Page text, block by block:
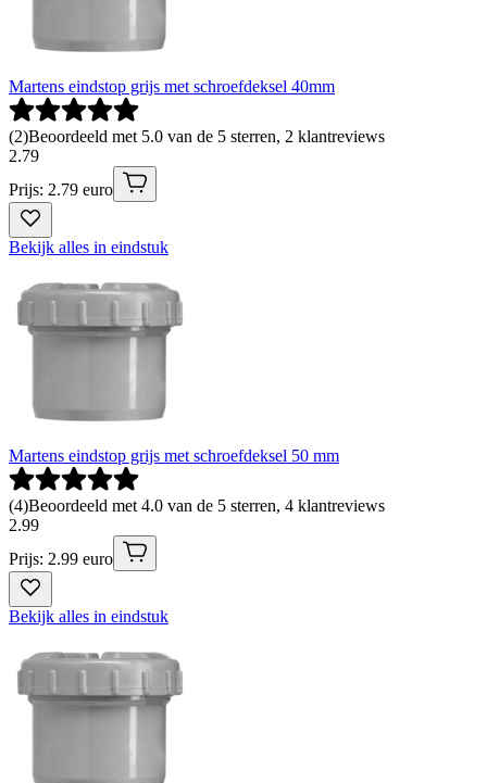
Martens eindstop grijs met schroefdeksel 40mm
(2)Beoordeeld met 5.0 van de 5 sterren, 2 klantreviews
2.79
Prijs: 2.79 euro
Bekijk alles in eindstuk
Martens eindstop grijs met schroefdeksel 50 mm
(4)Beoordeeld met 4.0 van de 5 sterren, 4 klantreviews
2.99
Prijs: 2.99 euro
Bekijk alles in eindstuk